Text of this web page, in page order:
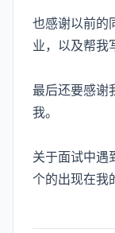
也感谢以前的
业，以及帮我
最后还要感谢
我。
关于面试中遇
个的出现在我